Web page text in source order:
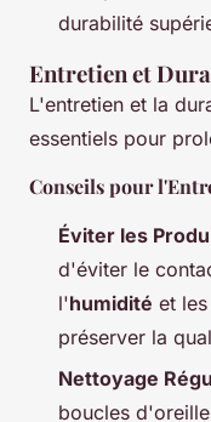
durabilité
Entretien et
L'entretien et la
essentiels pour
Conseils pour
Éviter les
d'éviter le
l'humidité et les
préserver la
Nettoyage
boucles